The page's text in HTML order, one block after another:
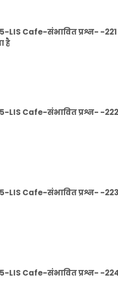
Cafe-संभावित प्रश्न- -221
है
LIS Cafe-संभावित प्रश्न- -
LIS Cafe-संभावित प्रश्न- -
LIS Cafe-संभावित प्रश्न- -